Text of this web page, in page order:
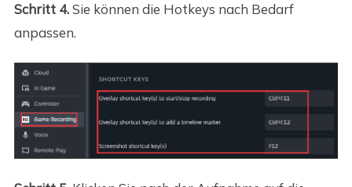
Schritt 4.Sie können die Hotkeys nach Bedarf
anpassen.